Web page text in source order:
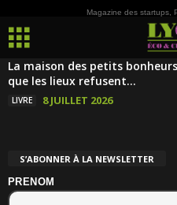
Magazine des startups,
La maison des petits
que les lieux refusent...
LIVRE 8 JUILLET 2026
S’ABONNER À LA NEWSLETTER
PRENOM